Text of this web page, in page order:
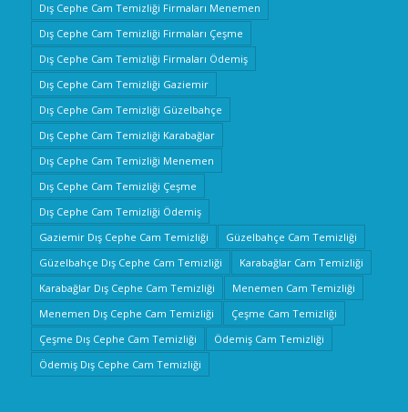
Dış Cephe Cam Temizliği Firmaları Menemen
Dış Cephe Cam Temizliği Firmaları Çeşme
Dış Cephe Cam Temizliği Firmaları Ödemiş
Dış Cephe Cam Temizliği Gaziemir
Dış Cephe Cam Temizliği Güzelbahçe
Dış Cephe Cam Temizliği Karabağlar
Dış Cephe Cam Temizliği Menemen
Dış Cephe Cam Temizliği Çeşme
Dış Cephe Cam Temizliği Ödemiş
Gaziemir Dış Cephe Cam Temizliği
Güzelbahçe Cam Temizliği
Güzelbahçe Dış Cephe Cam Temizliği
Karabağlar Cam Temizliği
Karabağlar Dış Cephe Cam Temizliği
Menemen Cam Temizliği
Menemen Dış Cephe Cam Temizliği
Çeşme Cam Temizliği
Çeşme Dış Cephe Cam Temizliği
Ödemiş Cam Temizliği
Ödemiş Dış Cephe Cam Temizliği